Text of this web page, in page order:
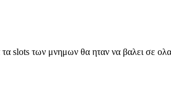
των μνημων θα ηταν να βαλει σε ολα